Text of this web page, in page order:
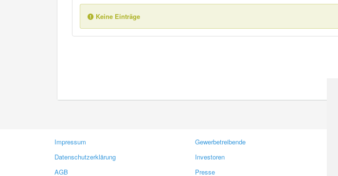
Keine Einträge
Impressum
Datenschutzerklärung
AGB
Gewerbetreibende
Investoren
Presse